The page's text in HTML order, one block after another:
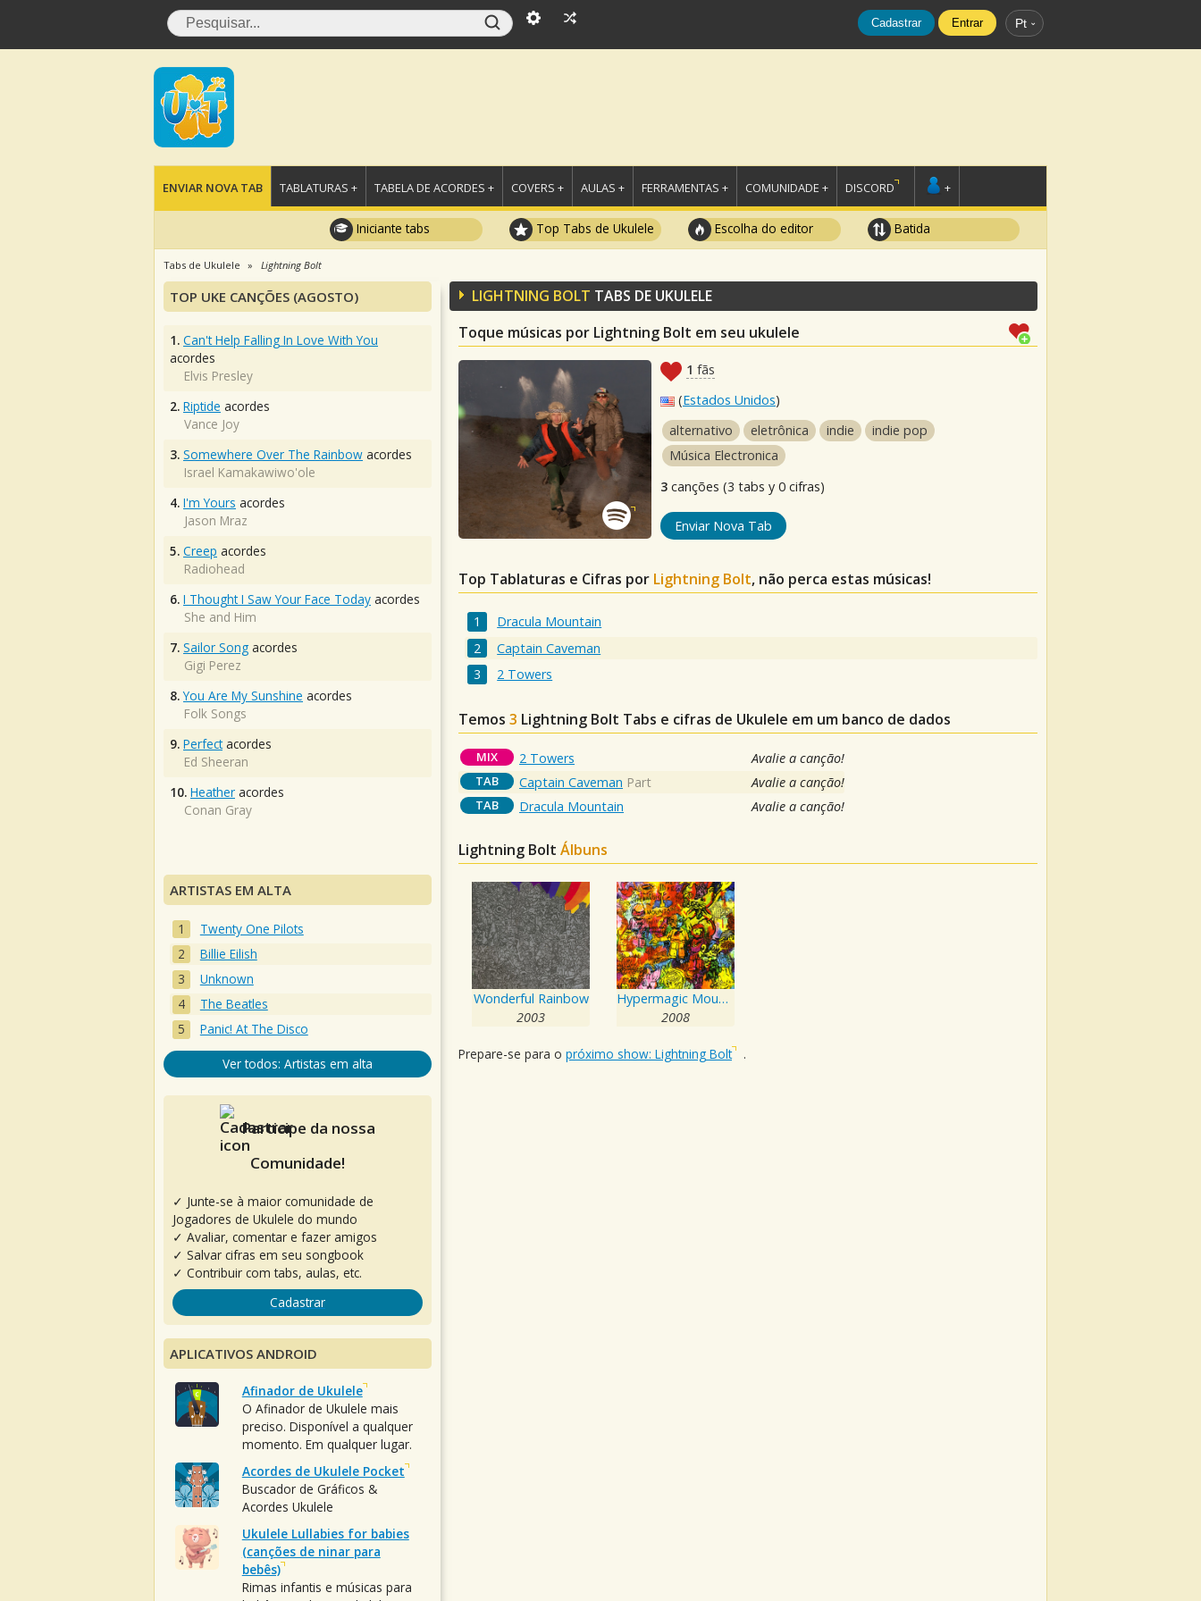
Cadastrar Entrar Pt
ENVIAR NOVA TAB TABLATURAS + TABELA DE ACORDES + COVERS + AULAS + FERRAMENTAS + COMUNIDADE + DISCORD +
Iniciante tabs Top Tabs de Ukulele Escolha do editor Batida
Tabs de Ukulele Lightning Bolt
LIGHTNING BOLT TABS DE UKULELE
Toque músicas por Lightning Bolt em seu ukulele
1 fãs
(Estados Unidos)
alternativo
eletrônica indie
indie pop
Música Electronica
3 canções (3 tabs y 0 cifras)
Enviar Nova Tab
Top Tablaturas e Cifras por Lightning Bolt, não perca estas músicas!
Dracula Mountain
Captain Caveman
2 Towers
Temos 3 Lightning Bolt Tabs e cifras de Ukulele em um banco de dados
MIX 2 Towers Avalie a canção!
TAB Captain Caveman Part Avalie a canção!
TAB Dracula Mountain Avalie a canção!
Lightning Bolt Álbuns
Wonderful Rainbow
2003
Hypermagic Mountain
2008
Prepare-se para o próximo show: Lightning Bolt .
TOP UKE CANÇÕES (AGOSTO)
1. Can't Help Falling In Love With You
acordes
Elvis Presley
2. Riptide acordes
Vance Joy
3. Somewhere Over The Rainbow acordes
Israel Kamakawiwo'ole
4. I'm Yours acordes
Jason Mraz
5. Creep acordes
Radiohead
6. I Thought I Saw Your Face Today acordes
She and Him
7. Sailor Song acordes
Gigi Perez
8. You Are My Sunshine acordes
Folk Songs
9. Perfectacordes
Ed Sheeran
10. Heather acordes
Conan Gray
ARTISTAS EM ALTA
Twenty One Pilots
Billie Eilish
Unknown
The Beatles
Panic! At The Disco
Ver todos: Artistas em alta
Participe da nossa
Comunidade!
✓ Junte-se à maior comunidade de
Jogadores de Ukulele do mundo
✓ Avaliar, comentar e fazer amigos
✓ Salvar cifras em seu songbook
✓ Contribuir com tabs, aulas, etc.
Cadastrar
APLICATIVOS ANDROID
Afinador de Ukulele
O Afinador de Ukulele mais
preciso. Disponível a qualquer
momento. Em qualquer lugar.
Acordes de Ukulele Pocket
Buscador de Gráficos &
Acordes Ukulele
Ukulele Lullabies for babies
(canções de ninar para
bebês)
Rimas infantis e músicas para